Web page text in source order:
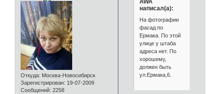
Откуда: Москва-Новосибирск
Зарегистрирован: 19-07-2009
Сообщений: 2258
AWA
написал(а):
На фотографии
фасад по
Ермака. По этой
улице у штаба
адреса нет. По
хорошему,
должен быть
ул.Ермака,6.